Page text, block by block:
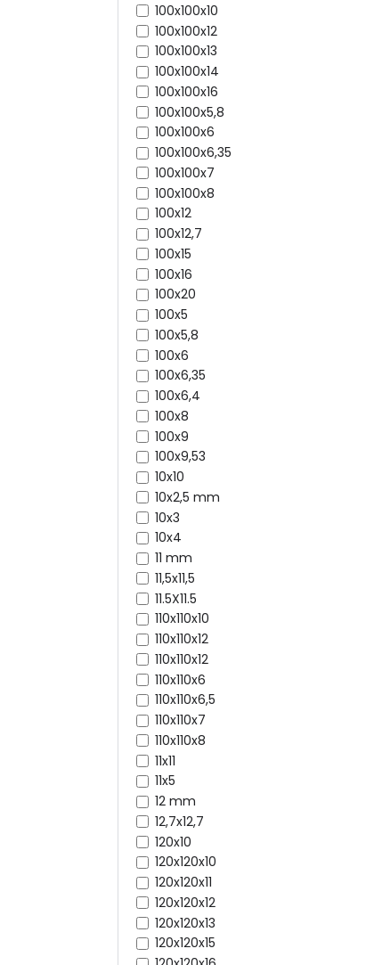
100x100x10
100x100x12
100x100x13
100x100x14
100x100x16
100x100x5,8
100x100x6
100x100x6,35
100x100x7
100x100x8
100x12
100x12,7
100x15
100x16
100x20
100x5
100x5,8
100x6
100x6,35
100x6,4
100x8
100x9
100x9,53
10x10
10x2,5 mm
10x3
10x4
11 mm
11,5x11,5
11.5X11.5
110x110x10
110x110x12
110x110x12
110x110x6
110x110x6,5
110x110x7
110x110x8
11x11
11x5
12 mm
12,7x12,7
120x10
120x120x10
120x120x11
120x120x12
120x120x13
120x120x15